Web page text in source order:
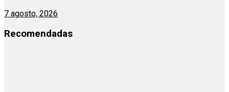
7 agosto, 2026
Recomendadas